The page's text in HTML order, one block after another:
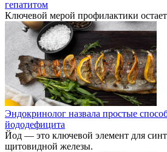
гепатитом
Ключевой мерой профилактики
Эндокринолог назвала простые
йододефицита
Йод — это ключевой элемент для
щитовидной железы.